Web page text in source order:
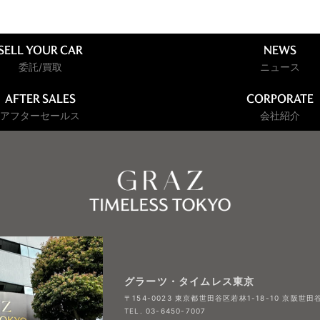
YOUR CAR
委託/買取
NEWS
ニュース
AFTER SALES
アフターセールス
CORPORATE
会社紹介
グラーツ・タイムレス東京
〒154-0023 東京都世田谷区若林1-18-10 京阪世田
TEL. 03-6450-7007